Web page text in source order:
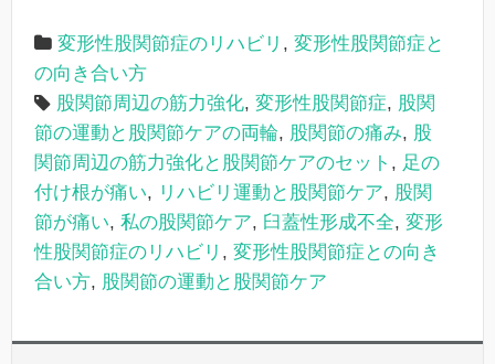
変形性股関節症のリハビリ , 変形性股関節症と
の向き合い方
股関節周辺の筋力強化, 変形性股関節症, 股関
節の運動と股関節ケアの両輪, 股関節の痛み, 股
関節周辺の筋力強化と股関節ケアのセット , 足の
付け根が痛い, リハビリ運動と股関節ケア, 股関
節が痛い, 私の股関節ケア, 臼蓋性形成不全, 変形
性股関節症のリハビリ , 変形性股関節症との向き
合い方, 股関節の運動と股関節ケア